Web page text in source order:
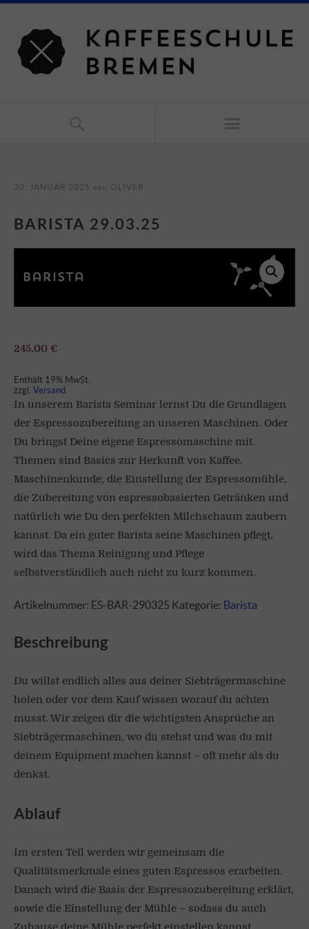
30. JANUAR 2025 von OLIVER
BARISTA 29.03.25
245,00 €
Enthält 19% MwSt.
zzgl. Versand
In unserem Barista Seminar lernst Du die Grundlagen
der Espressozubereitung an unseren Maschinen. Oder
Du bringst Deine eigene Espressomaschine mit.
Themen sind Basics zur Herkunft von Kaffee,
Maschinenkunde, die Einstellung der Espressomühle,
die Zubereitung von espressobasierten Getränken und
natürlich wie Du den perfekten Milchschaum zaubern
kannst. Da ein guter Barista seine Maschinen pflegt,
wird das Thema Reinigung und Pflege
selbstverständlich auch nicht zu kurz kommen.
Artikelnummer: ES-BAR-290325 Kategorie: Barista
Beschreibung
Du willst endlich alles aus deiner Siebträgermaschine
holen oder vor dem Kauf wissen worauf du achten
musst. Wir zeigen dir die wichtigsten Ansprüche an
Siebträgermaschinen, wo du stehst und was du mit
deinem Equipment machen kannst – oft mehr als du
denkst.
Ablauf
Im ersten Teil werden wir gemeinsam die
Qualitätsmerkmale eines guten Espressos erarbeiten.
Danach wird die Basis der Espressozubereitung erklärt,
sowie die Einstellung der Mühle – sodass du auch